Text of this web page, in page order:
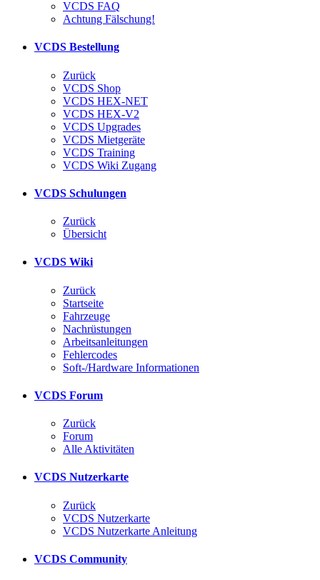
VCDS FAQ
Achtung Fälschung!
VCDS Bestellung
Zurück
VCDS Shop
VCDS HEX-NET
VCDS HEX-V2
VCDS Upgrades
VCDS Mietgeräte
VCDS Training
VCDS Wiki Zugang
VCDS Schulungen
Zurück
Übersicht
VCDS Wiki
Zurück
Startseite
Fahrzeuge
Nachrüstungen
Arbeitsanleitungen
Fehlercodes
Soft-/Hardware Informationen
VCDS Forum
Zurück
Forum
Alle Aktivitäten
VCDS Nutzerkarte
Zurück
VCDS Nutzerkarte
VCDS Nutzerkarte Anleitung
VCDS Community